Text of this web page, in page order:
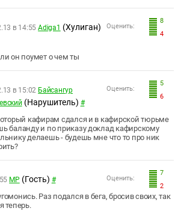
8
4
Оценить:
в 14:55 Adiga1 (Хулиган)
он поумет о чем ты
5
6
Оценить:
в 15:02 Байсангур
(Нарушитель) #
кафирам сдался и в кафирской тюрьме
баланду и по приказу доклад кафирскому
делаешь - будешь мне что то про ник
7
2
Оценить:
МР (Гость) #
Раз подался в бега, бросив своих, так
теперь.